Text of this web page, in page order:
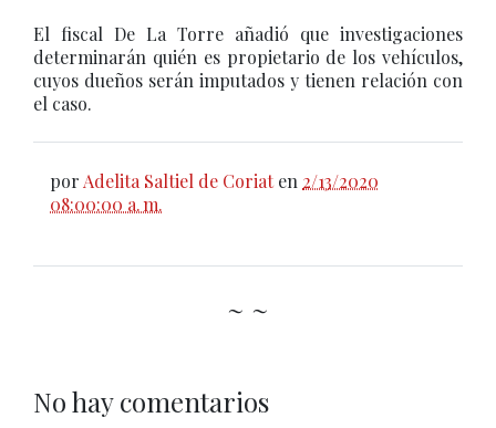
El fiscal De La Torre añadió que investigaciones
determinarán quién es propietario de los vehículos,
cuyos dueños serán imputados y tienen relación con
el caso.
por Adelita Saltiel de Coriat en 2/13/2020
08:00:00 a. m.
~ ~
No hay comentarios